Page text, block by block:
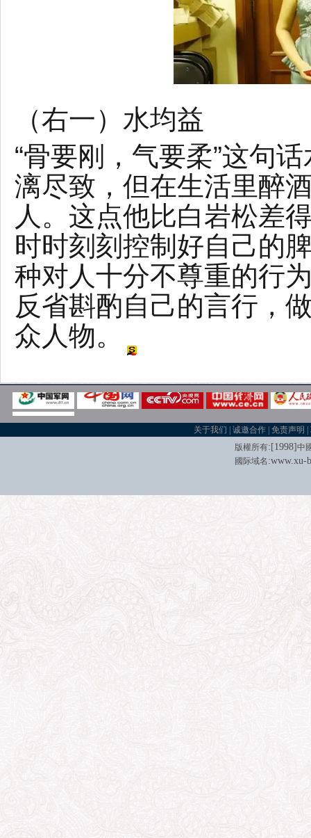
（右一）水均益
“骨要刚，气要柔”这句
漓尽致，但在生活里醉
人。这点他比白岩松差
时时刻刻控制好自己的
种对人十分不尊重的行
反省斟酌自己的言行，
众人物。
关于我们 |诚邀合作 |免责声明 |
版權所有:[1998]中
國际域名 :www.xu-